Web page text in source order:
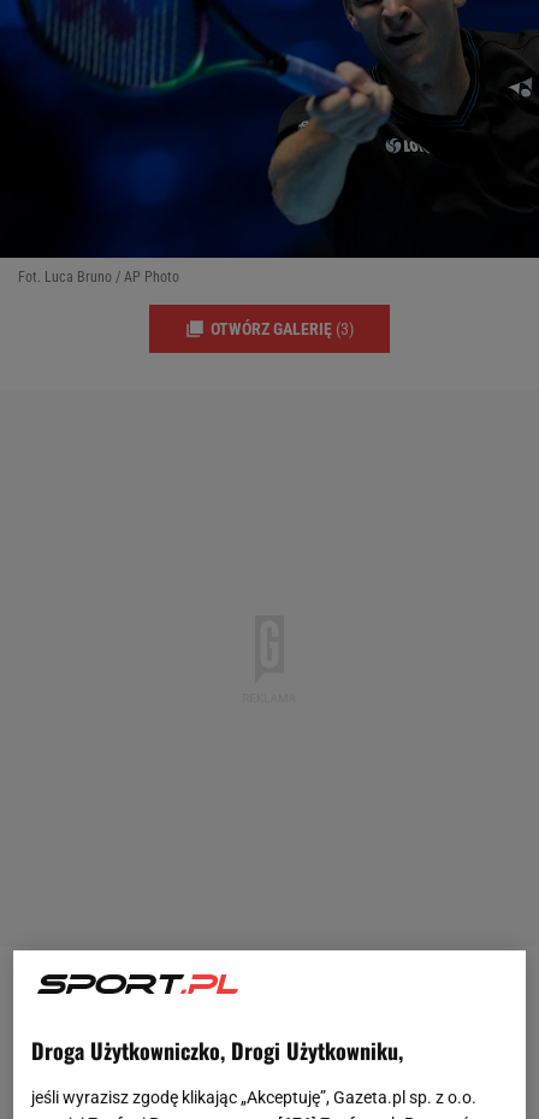
Fot. Luca Bruno / AP Photo
OTWÓRZ GALERIĘ (3)
Hubert Hurkaczpo sezonie 2021 ma prawo nazywać
się najlepszym polskim tenisistą w historii. Wygrał
trzy turnieje, był w półfinale Wimbledonu i w
rankingu ATP awansował na 9. miejsce. Został
Droga Użytkowniczko, Drogi Użytkowniku,
jeśli wyrazisz zgodę klikając „Akceptuję”, Gazeta.pl sp. z o.o.